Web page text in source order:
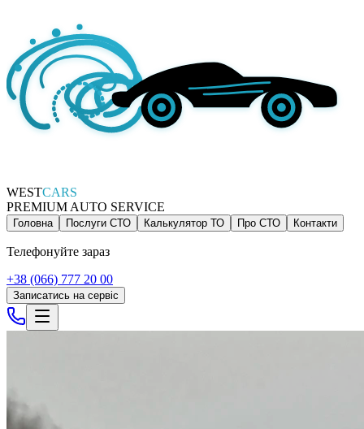
WESTCARS
PREMIUM AUTO SERVICE
Головна Послуги СТО Калькулятор ТО Про СТО Контакти
Телефонуйте зараз
+38 (066) 777 20 00
Записатись на сервіс